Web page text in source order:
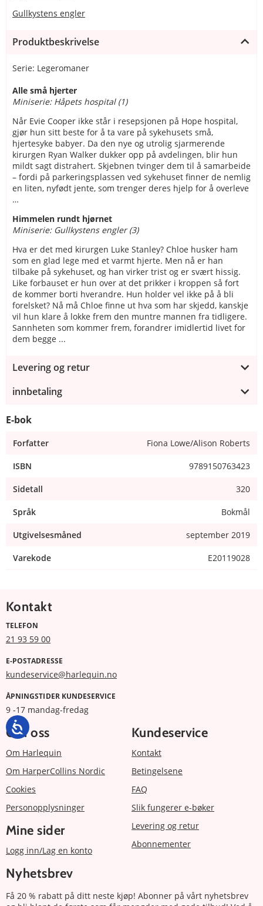
Gullkystens engler
Produktbeskrivelse
Serie: Legeromaner
Alle små hjerter
Miniserie: Håpets hospital (1)
Når Evie Cooper ikke står i resepsjonen på Hope hospital,
gjør hun sitt beste for å ta vare på sykehusets små,
hjertesyke babyer. Da den nye og utrolig sjarmerende
kirurgen Ryan Walker dukker opp på avdelingen, blir hun
mildt sagt distrahert. Skjebnen tvinger dem til å samarbeide
– fordi på parkeringsplassen ved sykehuset finner de nemlig
en liten, nyfødt jente, som trenger deres hjelp for å overleve
…
Himmelen rundt hjørnet
Miniserie: Gullkystens engler (3)
Hva er det med kirurgen Luke Stanley? Chloe husker ham
som en glad lege med et varmt hjerte. Men nå er han
tilbake på sykehuset, og han virker trist og er svært hissig.
Like forbauset er hun over at det prikker i kroppen så fort
de kommer borti hverandre. Hun holder vel ikke på å bli
forelsket? Nå må Chloe finne ut hva som har skjedd, kanskje
vil hun klare å lokke frem den muntre mannen fra tidligere.
Sannheten som kommer frem, forandrer imidlertid livet for
dem begge ...
Levering og retur
innbetaling
E-bok
Forfatter Fiona Lowe/Alison Roberts
ISBN 9789150763423
Sidetall 320
Språk Bokmål
Utgivelsesmåned september 2019
Varekode E20119028
Kontakt
TELEFON
21 93 59 00
E-POSTADRESSE
kundeservice@harlequin.no
ÅPNINGSTIDER KUNDESERVICE
9 -17 mandag-fredag
Om oss
Om Harlequin
Om HarperCollins Nordic
Cookies
Personopplysninger
Mine sider
Logg inn/Lag en konto
Kundeservice
Kontakt
Betingelsene
FAQ
Slik fungerer e-bøker
Levering og retur
Abonnementer
Nyhetsbrev
Få 20 % rabatt på ditt neste kjøp! Abonner på vårt nyhetsbrev